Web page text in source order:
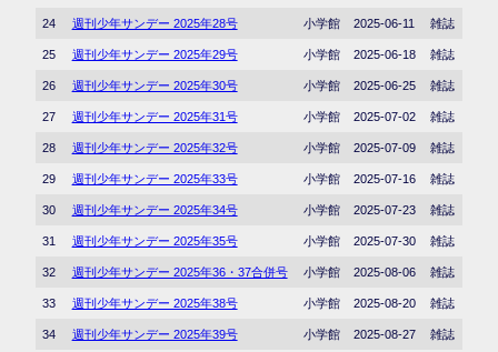
24 週刊少年サンデー 2025年28号 小学館 2025-06-11 雑誌
25 週刊少年サンデー 2025年29号 小学館 2025-06-18 雑誌
26 週刊少年サンデー 2025年30号 小学館 2025-06-25 雑誌
27 週刊少年サンデー 2025年31号 小学館 2025-07-02 雑誌
28 週刊少年サンデー 2025年32号 小学館 2025-07-09 雑誌
29 週刊少年サンデー 2025年33号 小学館 2025-07-16 雑誌
30 週刊少年サンデー 2025年34号 小学館 2025-07-23 雑誌
31 週刊少年サンデー 2025年35号 小学館 2025-07-30 雑誌
32 週刊少年サンデー 2025年36・37合併号 小学館 2025-08-06 雑誌
33 週刊少年サンデー 2025年38号 小学館 2025-08-20 雑誌
34 週刊少年サンデー 2025年39号 小学館 2025-08-27 雑誌